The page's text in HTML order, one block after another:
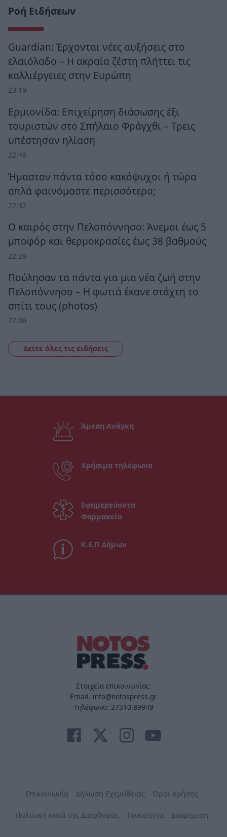
Ροή Ειδήσεων
Guardian: Έρχονται νέες αυξήσεις στο
ελαιόλαδο – Η ακραία ζέστη πλήττει τις
καλλιέργειες στην Ευρώπη
23:19
Ερμιονίδα: Επιχείρηση διάσωσης έξι
τουριστών στο Σπήλαιο Φράγχθι – Τρεις
υπέστησαν ηλίαση
22:46
Ήμασταν πάντα τόσο κακόψυχοι ή τώρα
απλά φαινόμαστε περισσότερο;
22:32
Ο καιρός στην Πελοπόννησο: Άνεμοι έως 5
μποφόρ και θερμοκρασίες έως 38 βαθμούς
22:28
Πούλησαν τα πάντα για μια νέα ζωή στην
Πελοπόννησο – Η φωτιά έκανε στάχτη το
σπίτι τους (photos)
22:06
Δείτε όλες τις ειδήσεις
Άμεση Ανάγκη
Χρήσιμα τηλέφωνα
Εφημερεύοντα
Φαρμακεία
Κ.Ε.Π Δήμων
Στοιχεία επικοινωνίας:
Email. info@notospress.gr
Τηλέφωνο: 27310.89949
Επικοινωνία Δήλωση Εχεμύθειας Όροι Χρήσης
Πολιτική κατά της Διαφθοράς Ταυτότητα Διαφήμιση